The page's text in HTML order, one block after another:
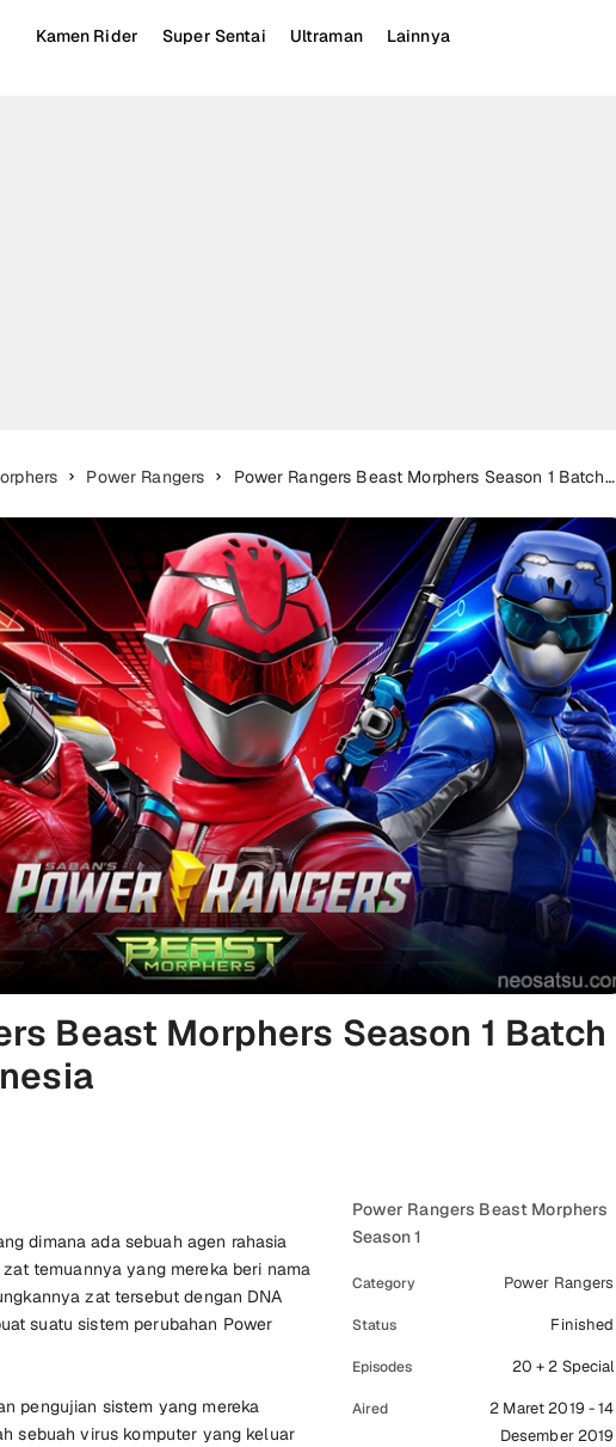
Kamen Rider Super Sentai Ultraman Lainnya
Power Rangers
Power Rangers Beast Morphers Season 1 Batch
Beast Morphers Season 1 Batch
Power Rangers Beast Morphers
Season 1
Category Power Rangers
Status Finished
Episodes 20 + 2 Special
Aired
2 Maret 2019 - 14
Desember 2019
dimana ada sebuah agen rahasia
temuannya yang mereka beri nama
zat tersebut dengan DNA
suatu sistem perubahan Power
pengujian sistem yang mereka
sebuah virus komputer yang keluar